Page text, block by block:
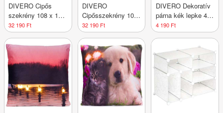
DIVERO Cipős
szekrény 108 x 140
x 37 cm
32 190 Ft
DIVERO
Cipősszekrény 108
x 140 x 37 cm
fekete
32 190 Ft
DIVERO Dekoratív
párna kék lepke 40
x 40 cm
4 190 Ft